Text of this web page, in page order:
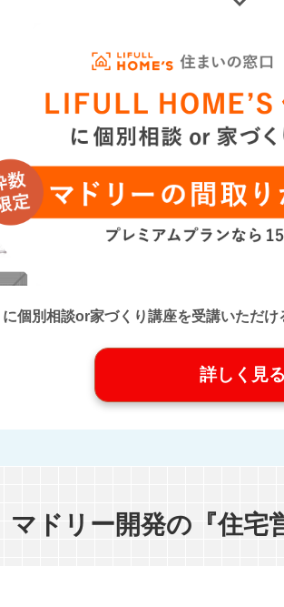
個別相談or家づくり講座を受講いただ
詳しく見る
マドリー開発の『住宅